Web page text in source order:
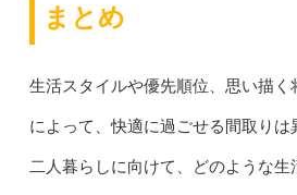
まとめ
生活スタイルや優先順位、思い描く
によって、快適に過ごせる間取りは
二人暮らしに向けて、どのような